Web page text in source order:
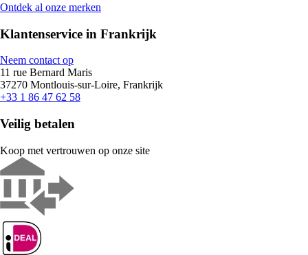
Ontdek al onze merken
Klantenservice in Frankrijk
Neem contact op
11 rue Bernard Maris
37270 Montlouis-sur-Loire, Frankrijk
+33 1 86 47 62 58
Veilig betalen
Koop met vertrouwen op onze site